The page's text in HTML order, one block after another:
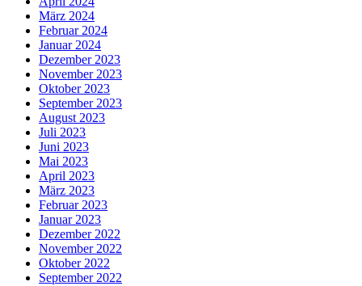
März 2024
Februar 2024
Januar 2024
Dezember 2023
November 2023
Oktober 2023
September 2023
August 2023
Juli 2023
Juni 2023
Mai 2023
April 2023
März 2023
Februar 2023
Januar 2023
Dezember 2022
November 2022
Oktober 2022
September 2022